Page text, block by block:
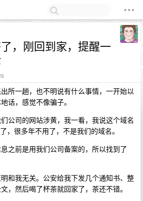
，刚回到家，提醒一
所一趟，也不明说有什么事情，一开始以
话，感觉不像骗子。
公司的网站涉黄，我一看，我说这个域名
，很多年不用了，不是我们的域名。
之前是用我们公司备案的，所以找到了
和我无关。公安给我下发几个通知书、整
，然后喝了杯茶就回家了，茶还不错。